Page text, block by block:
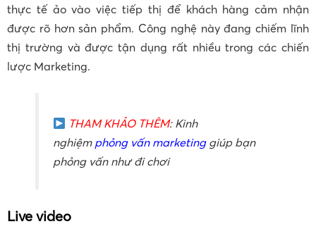
thực tế ảo vào việc tiếp thị để khách hàng cảm nhận
được rõ hơn sản phẩm. Công nghệ này đang chiếm lĩnh
thị trường và được tận dụng rất nhiều trong các chiến
lược Marketing.
THAM KHẢO THÊM: Kinh
nghiệm phỏng vấn marketinggiúp bạn
phỏng vấn như đi chơi
Live video